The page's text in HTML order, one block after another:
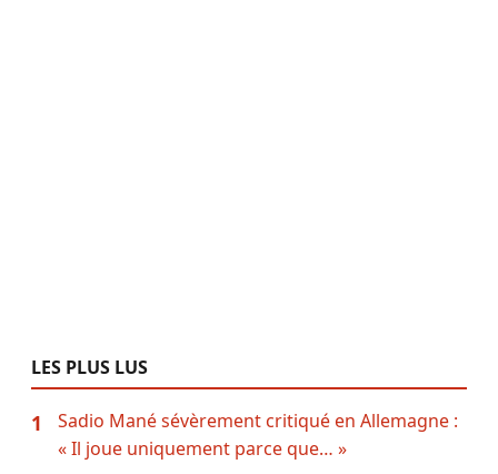
LES PLUS LUS
1
Sadio Mané sévèrement critiqué en Allemagne :
« Il joue uniquement parce que… »